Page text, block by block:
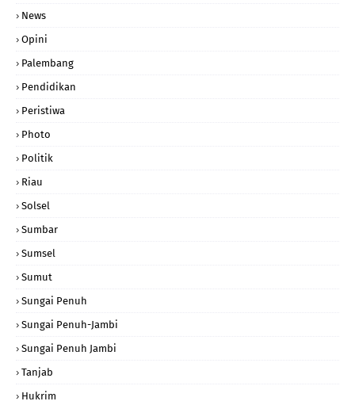
News
Opini
Palembang
Pendidikan
Peristiwa
Photo
Politik
Riau
Solsel
Sumbar
Sumsel
Sumut
Sungai Penuh
Sungai Penuh-Jambi
Sungai Penuh Jambi
Tanjab
Hukrim